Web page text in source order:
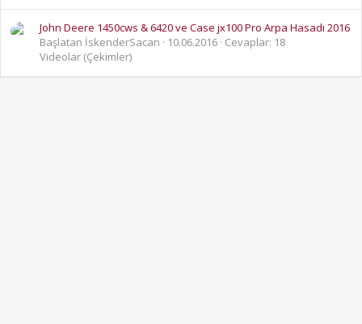
John Deere 1450cws & 6420 ve Case jx100 Pro Arpa Hasadı 2016
Başlatan İskenderSacan
10.06.2016 Cevaplar: 18
Videolar (Çekimler)